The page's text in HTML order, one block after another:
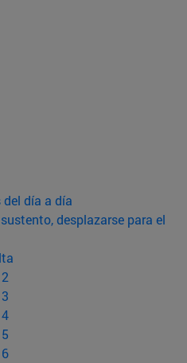
día a día
desplazarse para el
2
3
4
5
6